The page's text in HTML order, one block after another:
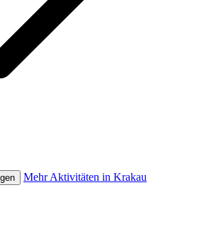
Mehr Aktivitäten in Krakau